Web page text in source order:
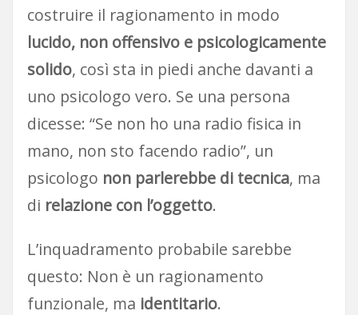
costruire il ragionamento in modo
lucido, non offensivo e psicologicamente
solido, così sta in piedi anche davanti a
uno psicologo vero. Se una persona
dicesse: “Se non ho una radio fisica in
mano, non sto facendo radio”, un
psicologo non parlerebbe di tecnica, ma
di relazione con l’oggetto.
L’inquadramento probabile sarebbe
questo: Non è un ragionamento
funzionale, ma identitario.